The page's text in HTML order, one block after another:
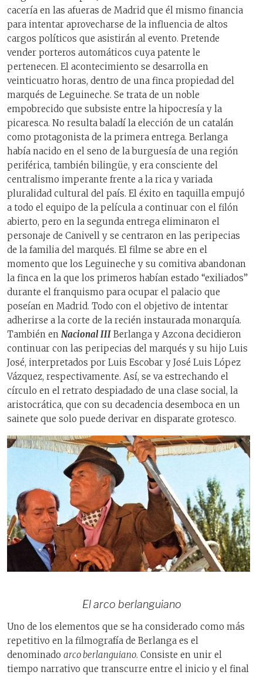
cacería en las afueras de Madrid que él mismo financia
para intentar aprovecharse de la influencia de altos
cargos políticos que asistirán al evento. Pretende
vender porteros automáticos cuya patente le
pertenecen. El acontecimiento se desarrolla en
veinticuatro horas, dentro de una finca propiedad del
marqués de Leguineche. Se trata de un noble
empobrecido que subsiste entre la hipocresía y la
picaresca. No resulta baladí la elección de un catalán
como protagonista de la primera entrega. Berlanga
había nacido en el seno de la burguesía de una región
periférica, también bilingüe, y era consciente del
centralismo imperante frente a la rica y variada
pluralidad cultural del país. El éxito en taquilla empujó
a todo el equipo de la película a continuar con el filón
abierto, pero en la segunda entrega eliminaron el
personaje de Canivell y se centraron en las peripecias
de la familia del marqués. El filme se abre en el
momento que los Leguineche y su comitiva abandonan
la finca en la que los primeros habían estado “exiliados”
durante el franquismo para ocupar el palacio que
poseían en Madrid. Todo con el objetivo de intentar
adherirse a la corte de la recién instaurada monarquía.
También en Nacional III Berlanga y Azcona decidieron
continuar con las peripecias del marqués y su hijo Luis
José, interpretados por Luis Escobar y José Luis López
Vázquez, respectivamente. Así, se va estrechando el
círculo en el retrato despiadado de una clase social, la
aristocrática, que con su decadencia desemboca en un
sainete que solo puede derivar en disparate grotesco.
El arco berlanguiano
Uno de los elementos que se ha considerado como más
repetitivo en la filmografía de Berlanga es el
denominado arco berlanguiano. Consiste en unir el
tiempo narrativo que transcurre entre el inicio y el final